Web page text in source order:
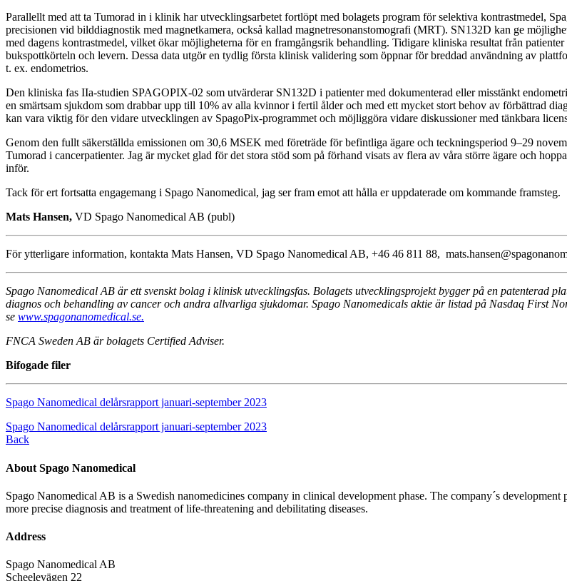
Parallellt med att ta Tumorad in i klinik har utvecklingsarbetet fortlöpt med bolagets program för selektiva kontrastmedel,
precisionen vid bilddiagnostik med magnetkamera, också kallad magnetresonanstomografi (MRT). SN132D kan ge
med dagens kontrastmedel, vilket ökar möjligheterna för en framgångsrik behandling. Tidigare kliniska resultat från
bukspottkörteln och levern. Dessa data utgör en tydlig första klinisk validering som öppnar för breddad användning av
t. ex. endometrios.
Den kliniska fas IIa-studien SPAGOPIX-02 som utvärderar SN132D i patienter med dokumenterad eller misstänkt
en smärtsam sjukdom som drabbar upp till 10% av alla kvinnor i fertil ålder och med ett mycket stort behov av förbättrad
kan vara viktig för den vidare utvecklingen av SpagoPix-programmet och möjliggöra vidare diskussioner med tänkbara
Genom den fullt säkerställda emissionen om 30,6 MSEK med företräde för befintliga ägare och teckningsperiod 9–29
Tumorad i cancerpatienter. Jag är mycket glad för det stora stöd som på förhand visats av flera av våra större ägare och
inför.
Tack för ert fortsatta engagemang i Spago Nanomedical, jag ser fram emot att hålla er uppdaterade om kommande framsteg.
Mats Hansen, VD Spago Nanomedical AB (publ)
För ytterligare information, kontakta Mats Hansen, VD Spago Nanomedical AB, +46 46 811 88,
Spago Nanomedical AB är ett svenskt bolag i klinisk utvecklingsfas. Bolagets utvecklingsprojekt bygger på en patenterad
diagnos och behandling av cancer och andra allvarliga sjukdomar. Spago Nanomedicals aktie är listad på Nasdaq First
se www.spagonanomedical.se.
FNCA Sweden AB är bolagets Certified Adviser.
Bifogade filer
Spago Nanomedical delårsrapport januari-september 2023
Spago Nanomedical delårsrapport januari-september 2023
Back
About Spago Nanomedical
Spago Nanomedical AB is a Swedish nanomedicines company in clinical development phase. The company´s
more precise diagnosis and treatment of life-threatening and debilitating diseases.
Address
Spago Nanomedical AB
Scheelevägen 22